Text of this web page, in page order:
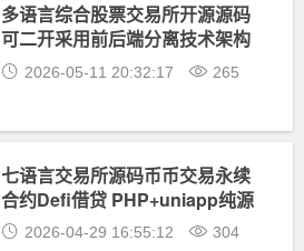
多语言综合股票交易所开源源码
可二开采用前后端分离技术架构
性能优越 企业运营级项目代码
2026-05-11 20:32:17 265
七语言交易所源码币币交易永续
合约Defi借贷 PHP+uniapp纯源
码 2026-04-29 16:55:12 304